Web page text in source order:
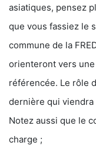
asiatiques, pensez
que vous fassiez le
commune de la
orienteront vers
référencée. Le rôle
dernière qui
Notez aussi que le
charge ;